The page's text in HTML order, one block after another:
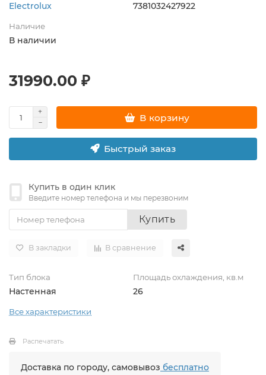
Electrolux 7381032427922
Наличие
В наличии
31990.00 ₽
В корзину
Быстрый заказ
Купить в один клик
Введите номер телефона и мы перезвоним
Купить
В закладки В сравнение
Тип блока
Настенная
Площадь охлаждения, кв.м
26
Все характеристики
Распечатать
Доставка по городу, самовывоз бесплатно